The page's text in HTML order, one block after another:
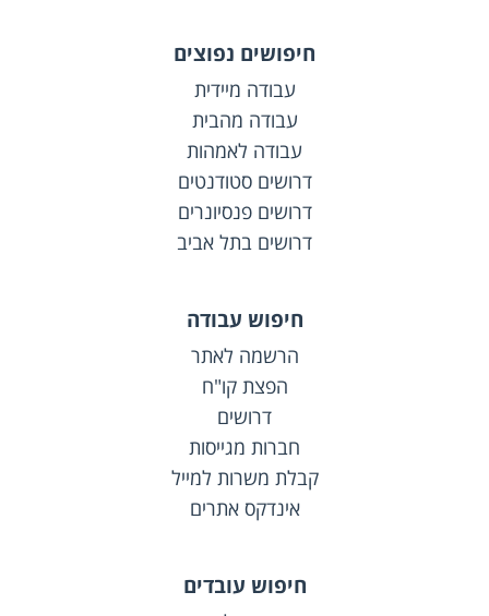
חיפושים נפוצים
עבודה מיידית
עבודה מהבית
עבודה לאמהות
דרושים סטודנטים
דרושים פנסיונרים
דרושים בתל אביב
חיפוש עבודה
הרשמה לאתר
הפצת קו"ח
דרושים
חברות מגייסות
קבלת משרות למייל
אינדקס אתרים
חיפוש עובדים